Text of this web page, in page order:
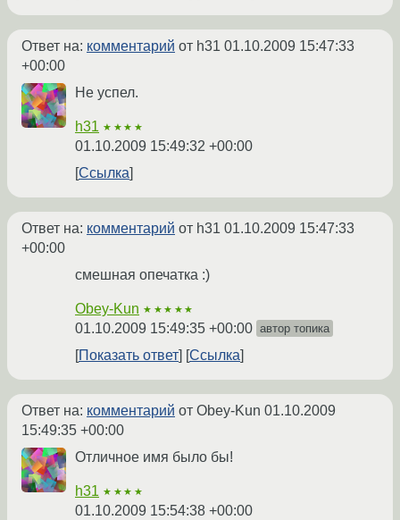
Ответ на: комментарий от h31 01.10.2009 15:47:33
+00:00
Не успел.
h31 ★★★★
01.10.2009 15:49:32 +00:00
Ссылка
Ответ на: комментарий от h31 01.10.2009 15:47:33
+00:00
смешная опечатка :)
Obey-Kun ★★★★★
01.10.2009 15:49:35 +00:00 автор топика
Показать ответ Ссылка
Ответ на: комментарий от Obey-Kun 01.10.2009
15:49:35 +00:00
Отличное имя было бы!
h31 ★★★★
01.10.2009 15:54:38 +00:00